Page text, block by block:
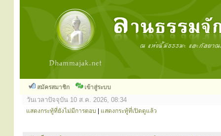
สมัครสมาชิก เข้าสู่ระบบ
วันเวลาปัจจุบัน 10 ส.ค. 2026, 08:34
แสดงกระทู้ที่ยังไม่มีการตอบ แสดงกระทู้ที่เปิดดูแล้ว